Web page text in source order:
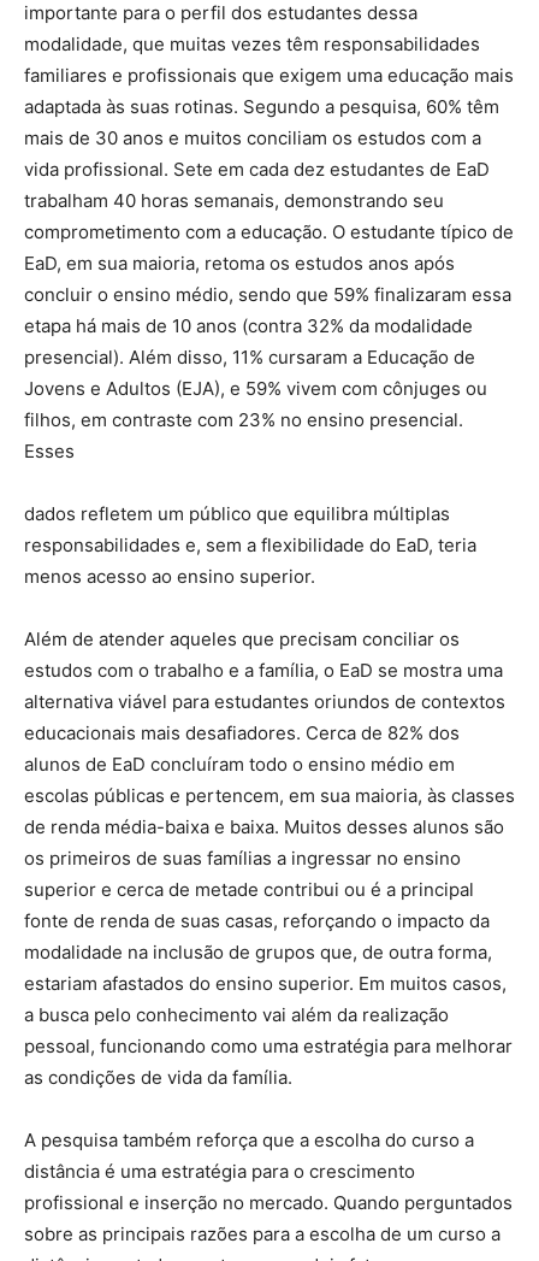
importante para o perfil dos estudantes dessa
modalidade, que muitas vezes têm responsabilidades
familiares e profissionais que exigem uma educação mais
adaptada às suas rotinas. Segundo a pesquisa, 60% têm
mais de 30 anos e muitos conciliam os estudos com a
vida profissional. Sete em cada dez estudantes de EaD
trabalham 40 horas semanais, demonstrando seu
comprometimento com a educação. O estudante típico de
EaD, em sua maioria, retoma os estudos anos após
concluir o ensino médio, sendo que 59% finalizaram essa
etapa há mais de 10 anos (contra 32% da modalidade
presencial). Além disso, 11% cursaram a Educação de
Jovens e Adultos (EJA), e 59% vivem com cônjuges ou
filhos, em contraste com 23% no ensino presencial.
Esses
dados refletem um público que equilibra múltiplas
responsabilidades e, sem a flexibilidade do EaD, teria
menos acesso ao ensino superior.
Além de atender aqueles que precisam conciliar os
estudos com o trabalho e a família, o EaD se mostra uma
alternativa viável para estudantes oriundos de contextos
educacionais mais desafiadores. Cerca de 82% dos
alunos de EaD concluíram todo o ensino médio em
escolas públicas e pertencem, em sua maioria, às classes
de renda média-baixa e baixa. Muitos desses alunos são
os primeiros de suas famílias a ingressar no ensino
superior e cerca de metade contribui ou é a principal
fonte de renda de suas casas, reforçando o impacto da
modalidade na inclusão de grupos que, de outra forma,
estariam afastados do ensino superior. Em muitos casos,
a busca pelo conhecimento vai além da realização
pessoal, funcionando como uma estratégia para melhorar
as condições de vida da família.
A pesquisa também reforça que a escolha do curso a
distância é uma estratégia para o crescimento
profissional e inserção no mercado. Quando perguntados
sobre as principais razões para a escolha de um curso a